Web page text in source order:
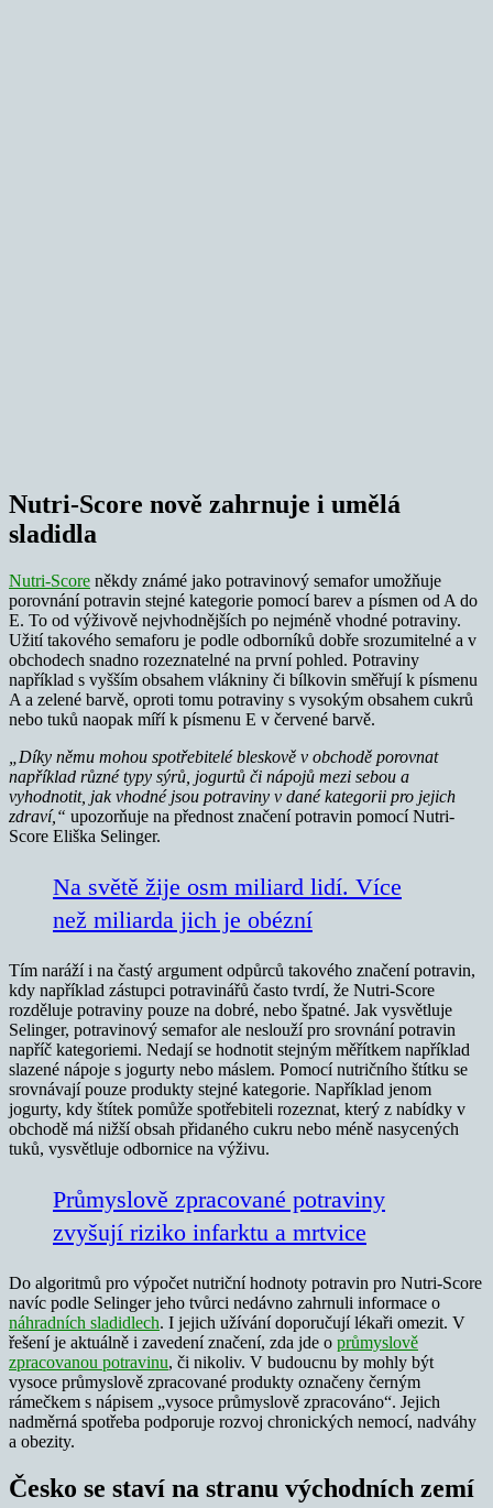
Nutri-Score nově zahrnuje i umělá
sladidla
Nutri-Score někdy známé jako potravinový semafor umožňuje
porovnání potravin stejné kategorie pomocí barev a písmen od A do
E. To od výživově nejvhodnějších po nejméně vhodné potraviny.
Užití takového semaforu je podle odborníků dobře srozumitelné a v
obchodech snadno rozeznatelné na první pohled. Potraviny
například s vyšším obsahem vlákniny či bílkovin směřují k písmenu
A a zelené barvě, oproti tomu potraviny s vysokým obsahem cukrů
nebo tuků naopak míří k písmenu E v červené barvě.
„Díky němu mohou spotřebitelé bleskově v obchodě porovnat
například různé typy sýrů, jogurtů či nápojů mezi sebou a
vyhodnotit, jak vhodné jsou potraviny v dané kategorii pro jejich
zdraví,“ upozorňuje na přednost značení potravin pomocí Nutri-
Score Eliška Selinger.
Na světě žije osm miliard lidí. Více
než miliarda jich je obézní
Tím naráží i na častý argument odpůrců takového značení potravin,
kdy například zástupci potravinářů často tvrdí, že Nutri-Score
rozděluje potraviny pouze na dobré, nebo špatné. Jak vysvětluje
Selinger, potravinový semafor ale neslouží pro srovnání potravin
napříč kategoriemi. Nedají se hodnotit stejným měřítkem například
slazené nápoje s jogurty nebo máslem. Pomocí nutričního štítku se
srovnávají pouze produkty stejné kategorie. Například jenom
jogurty, kdy štítek pomůže spotřebiteli rozeznat, který z nabídky v
obchodě má nižší obsah přidaného cukru nebo méně nasycených
tuků, vysvětluje odbornice na výživu.
Průmyslově zpracované potraviny
zvyšují riziko infarktu a mrtvice
Do algoritmů pro výpočet nutriční hodnoty potravin pro Nutri-Score
navíc podle Selinger jeho tvůrci nedávno zahrnuli informace o
náhradních sladidlech. I jejich užívání doporučují lékaři omezit. V
řešení je aktuálně i zavedení značení, zda jde o průmyslově
zpracovanou potravinu, či nikoliv. V budoucnu by mohly být
vysoce průmyslově zpracované produkty označeny černým
rámečkem s nápisem „vysoce průmyslově zpracováno“. Jejich
nadměrná spotřeba podporuje rozvoj chronických nemocí, nadváhy
a obezity.
Česko se staví na stranu východních zemí